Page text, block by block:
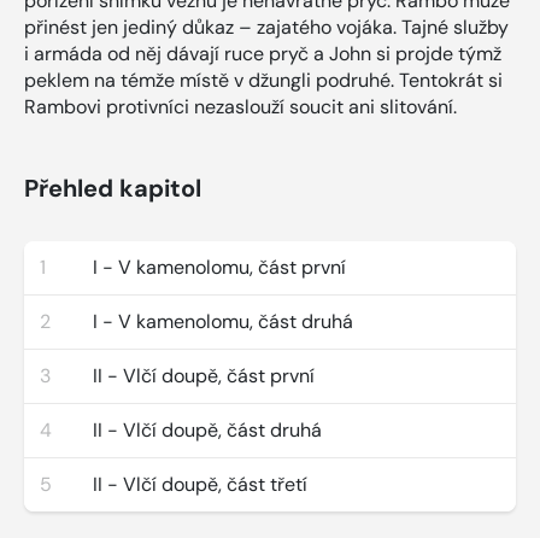
přinést jen jediný důkaz – zajatého vojáka. Tajné služby
i armáda od něj dávají ruce pryč a John si projde týmž
peklem na témže místě v džungli podruhé. Tentokrát si
Rambovi protivníci nezaslouží soucit ani slitování.
Přehled kapitol
1 I - V kamenolomu, část první
2 I - V kamenolomu, část druhá
3 II - Vlčí doupě, část první
4 II - Vlčí doupě, část druhá
5 II - Vlčí doupě, část třetí